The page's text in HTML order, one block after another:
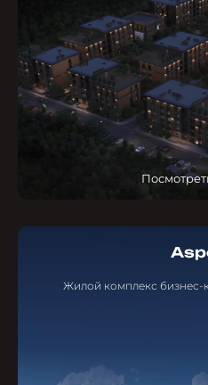
Жилой комплекс бизнес-